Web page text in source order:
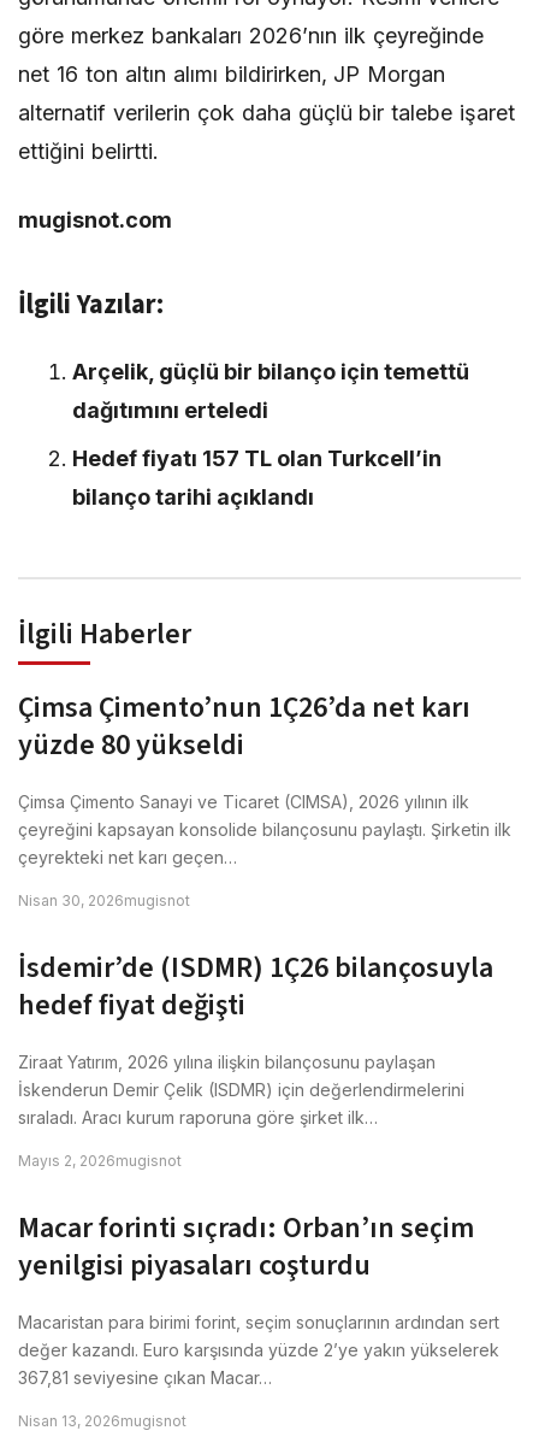
göre merkez bankaları 2026’nın ilk çeyreğinde
net 16 ton altın alımı bildirirken, JP Morgan
alternatif verilerin çok daha güçlü bir talebe işaret
ettiğini belirtti.
mugisnot.com
İlgili Yazılar:
Arçelik, güçlü bir bilanço için temettü
dağıtımını erteledi
Hedef fiyatı 157 TL olan Turkcell’in
bilanço tarihi açıklandı
İlgili Haberler
Çimsa Çimento’nun 1Ç26’da net karı
yüzde 80 yükseldi
Çimsa Çimento Sanayi ve Ticaret (CIMSA), 2026 yılının ilk
çeyreğini kapsayan konsolide bilançosunu paylaştı. Şirketin ilk
çeyrekteki net karı geçen…
Nisan 30, 2026mugisnot
İsdemir’de (ISDMR) 1Ç26 bilançosuyla
hedef fiyat değişti
Ziraat Yatırım, 2026 yılına ilişkin bilançosunu paylaşan
İskenderun Demir Çelik (ISDMR) için değerlendirmelerini
sıraladı. Aracı kurum raporuna göre şirket ilk…
Mayıs 2, 2026mugisnot
Macar forinti sıçradı: Orban’ın seçim
yenilgisi piyasaları coşturdu
Macaristan para birimi forint, seçim sonuçlarının ardından sert
değer kazandı. Euro karşısında yüzde 2’ye yakın yükselerek
367,81 seviyesine çıkan Macar…
Nisan 13, 2026mugisnot